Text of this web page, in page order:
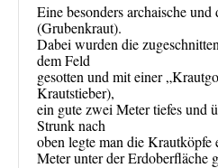
Eine besonders archaische
(Grubenkraut).
Dabei wurden die
dem Feld
gesotten und mit einer
Krautstieber),
ein gute zwei Meter tiefes und
Strunk nach
oben legte man die
Meter unter der Erdoberfläche